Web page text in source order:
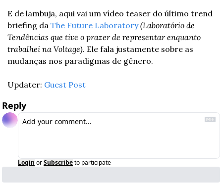
E de lambuja, aqui vai um vídeo teaser do último trend
briefing da The Future Laboratory (Laboratório de
Tendências que tive o prazer de representar enquanto
trabalhei na Voltage). Ele fala justamente sobre as
mudanças nos paradigmas de gênero.
Updater: Guest Post
Reply
Login orSubscribeto participate